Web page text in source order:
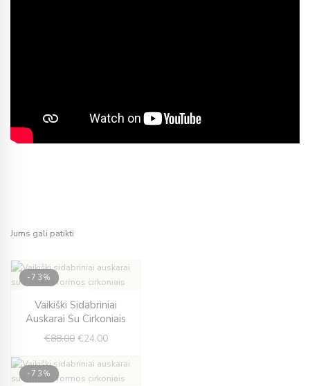
Jums gali patikti
-73%
Vaikiški Sidabriniai
Auskarai Su Cirkoniais
€88.00
price
was:
€88.00.
€24.00
price
is:
€24.00.
-73%